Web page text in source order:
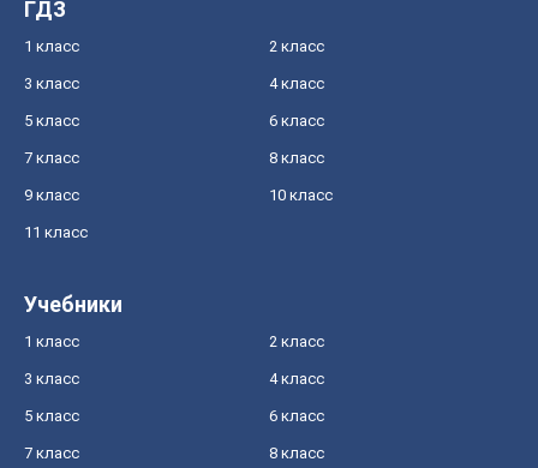
ГДЗ
1 класс 2 класс
3 класс 4 класс
5 класс 6 класс
7 класс 8 класс
9 класс 10 класс
11 класс
Учебники
1 класс 2 класс
3 класс 4 класс
5 класс 6 класс
7 класс 8 класс